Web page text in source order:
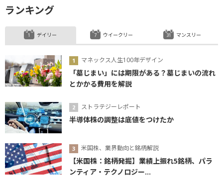
ランキング
デイリー
マネックス人生100年デザイン
「墓じまい」には期限がある？墓じまいの流れ
とかかる費用を解説
ストラテジーレポート
半導体株の調整は底値をつけたか
米国株、業界動向と銘柄解説
【米国株：銘柄発掘】業績上振れ5銘柄、パラ
ンティア・テクノロジー...
ウイークリー マンスリー